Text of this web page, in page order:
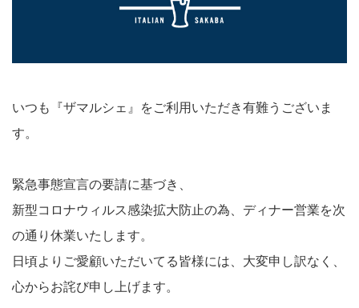
いつも『ザマルシェ』をご利用いただき有難うございま
す。
緊急事態宣言の要請に基づき、
新型コロナウィルス感染拡大防止の為、ディナー営業を次
の通り休業いたします。
日頃よりご愛顧いただいてる皆様には、大変申し訳なく、
心からお詫び申し上げます。